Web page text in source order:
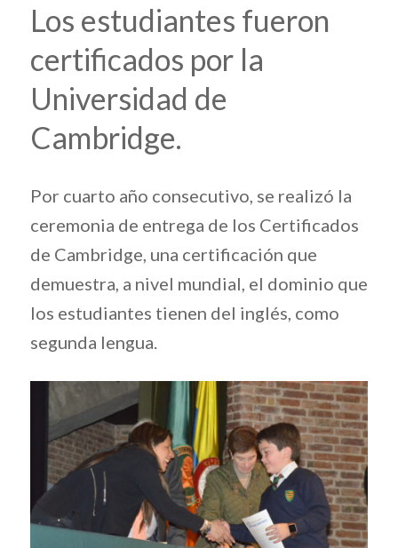
Los estudiantes fueron
certificados por la
Universidad de
Cambridge.
Por cuarto año consecutivo, se realizó la
ceremonia de entrega de los Certificados
de Cambridge, una certificación que
demuestra, a nivel mundial, el dominio que
los estudiantes tienen del inglés, como
segunda lengua.